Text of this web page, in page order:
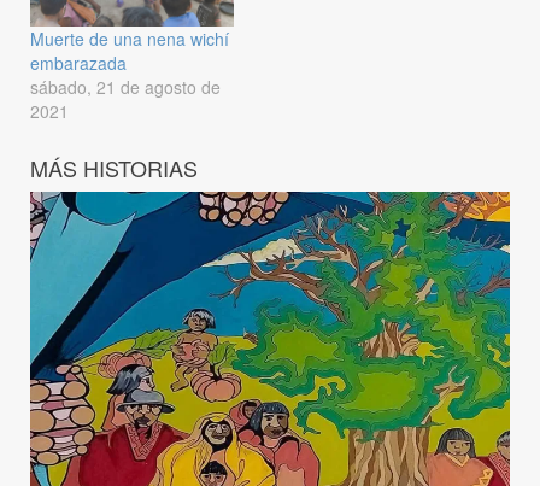
Muerte de una nena wichí
embarazada
sábado, 21 de agosto de
2021
MÁS HISTORIAS